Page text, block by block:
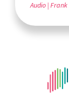
Audio Frank